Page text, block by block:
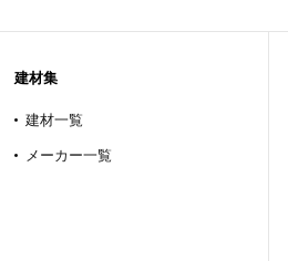
建材集
建材一覧
メーカー一覧